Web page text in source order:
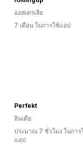
ออสเตรเลีย
7 เดือน ในการใช้แอป
Perfekt
อินเดีย
ประมาณ 7 ชั่วโมง ในการ
แอป